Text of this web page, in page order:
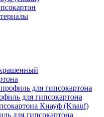
для гипсокартона
для гипсокартона
Кнауф (Knauf)
для гипсокартона